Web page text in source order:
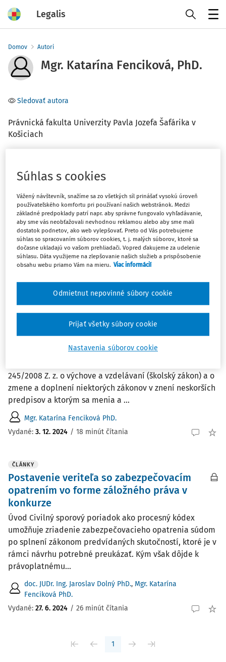
Legalis
Domov Autori
Mgr. Katarína Fenciková, PhD.
Sledovať autora
Právnická fakulta Univerzity Pavla Jozefa Šafárika v
Košiciach
Občianske právo(1)
Filter
Počet vyhľadaných dokumentov: 2
Najnovšie Najstaršie
Nedokonalosti predĺženého rodičovského
príspevku
Príspevok sa zaoberá nedostatkami spojenými s prijatím
245/2008 Z. z. o výchove a vzdelávaní (školský zákon) a o
zmene a doplnení niektorých zákonov v znení neskorších
predpisov a ktorým sa menia a ...
Mgr. Katarína Fenciková PhD.
Vydané: 3. 12. 2024 / 18 minút čítania
ČLÁNKY
Postavenie veriteľa so zabezpečovacím
opatrením vo forme záložného práva v
konkurze
Úvod Civilný sporový poriadok ako procesný kódex
umožňuje zriadenie zabezpečovacieho opatrenia súdom
po splnení zákonom predvídaných skutočností, ktoré je v
rámci návrhu potrebné preukázať. Kým však dôjde k
právoplatnému...
doc. JUDr. Ing. Jaroslav Dolný PhD., Mgr. Katarína
Fenciková PhD.
Vydané: 27. 6. 2024 / 26 minút čítania
1
Súhlas s cookies
Vážený návštevník, snažíme sa zo všetkých síl prinášať vysokú úroveň
používateľského komfortu pri používaní našich webstránok. Medzi
základné predpoklady patrí napr. aby správne fungovalo vyhľadávanie,
aby sme vás neobťažovali nevhodnou reklamou alebo aby sme mali
dostatok podnetov, ako web vylepšovať. Preto od Vás potrebujeme
súhlas so spracovaním súborov cookies, t. j. malých súborov, ktoré sa
dočasne ukladajú vo vašom prehliadači. Vopred ďakujeme za udelenie
súhlasu. Dáta využijeme na zlepšovanie našich služieb a prispôsobenie
obsahu webu priamo Vám na mieru. Viac informácií
Nastavenia súborov cookie
Odmietnut nepovinné súbory cookie
Prijať všetky súbory cookie